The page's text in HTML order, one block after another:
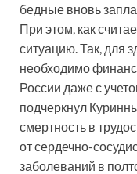
бедные вновь
При этом, как
ситуацию. Так, для
необходимо
России даже с
подчеркнул
смертность в
от сердечно-
заболеваний в